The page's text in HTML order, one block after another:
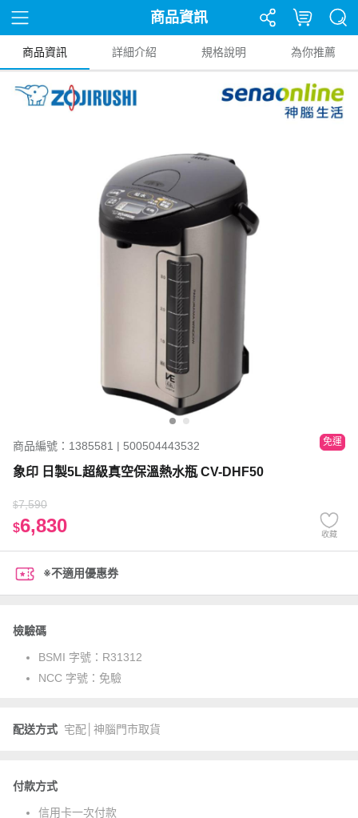
商品資訊
商品資訊 詳細介紹 規格說明 為你推薦
商品編號：1385581 | 500504443532 免運
象印 日製5L超級真空保溫熱水瓶 CV-DHF50
$7,590
$6,830 收藏
※不適用優惠券
檢驗碼
BSMI 字號： R31312
NCC 字號： 免驗
配送方式 宅配│神腦門市取貨
付款方式
信用卡一次付款